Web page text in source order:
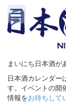
まいにち日本酒が
日本酒カレンダー
す。イベントの開
情報をお待ちして